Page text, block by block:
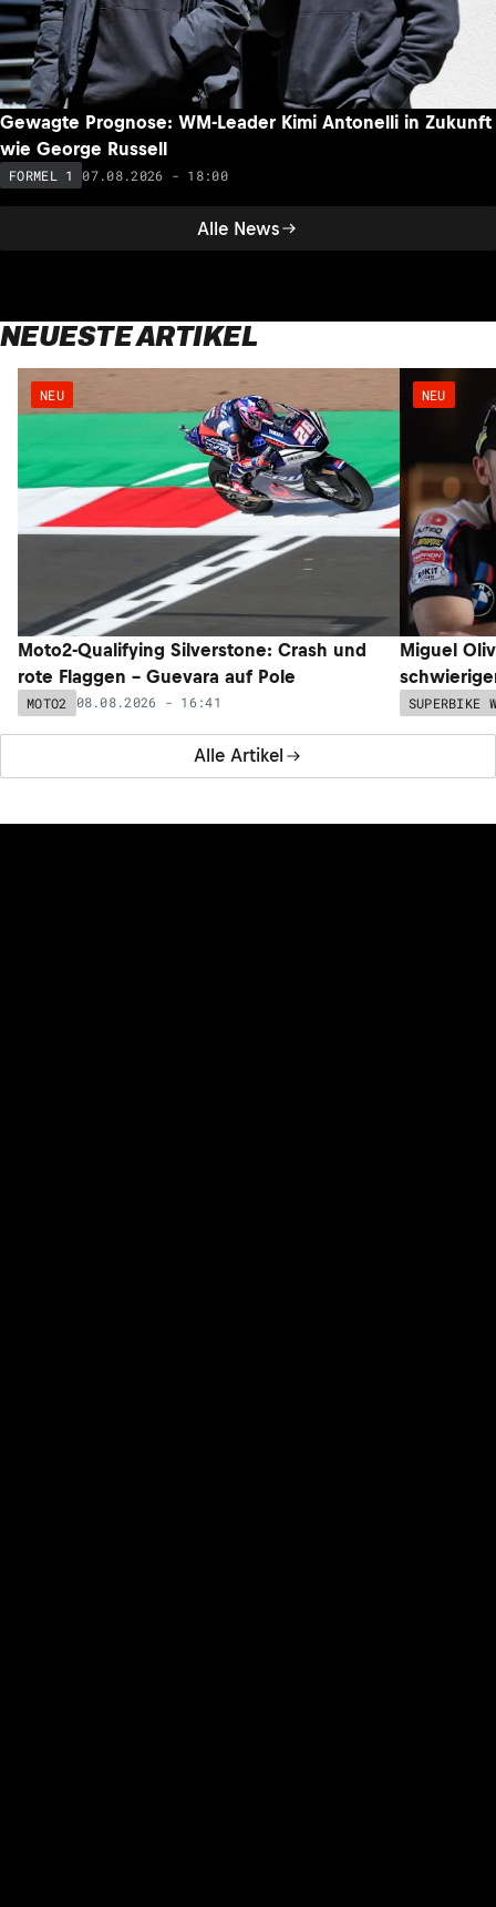
Alle News
Gewagte Prognose: WM-Leader Kimi Antonelli in Zukunft
wie George Russell
FORMEL 1 07.08.2026 - 18:00
NEUESTE ARTIKEL
Alle Artikel
NEU
Moto2-Qualifying Silverstone: Crash und
rote Flaggen – Guevara auf Pole
MOTO2 08.08.2026 - 16:41
NEU
Miguel
SUPERBIKE